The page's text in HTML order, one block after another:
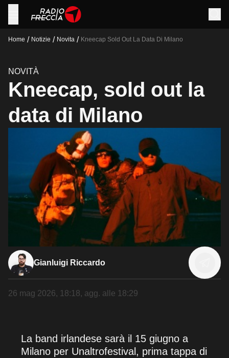
Home / Notizie / Novita / Kneecap Sold Out La Data Di Milano
NOVITÀ
Kneecap, sold out la
data di Milano
Gianluigi Riccardo
26 mag 2026, 18:18, agg. alle 18:29
La band irlandese sarà il 15 giugno a
Milano per Unaltrofestival, prima tappa di